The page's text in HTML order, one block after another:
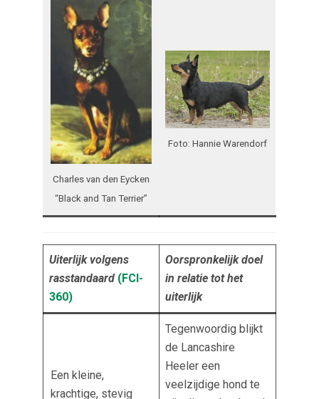
Charles van den Eycken
“Black and Tan Terrier”
Foto: Hannie Warendorf
Uiterlijk volgens
rasstandaard (FCI-
360)
Oorspronkelijk doel
in relatie tot het
uiterlijk
Een kleine,
krachtige, stevig
Tegenwoordig blijkt
de Lancashire
Heeler een
veelzijdige hond te